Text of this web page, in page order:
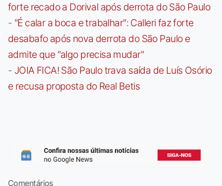
forte recado a Dorival após derrota do São Paulo
- "É calar a boca e trabalhar": Calleri faz forte
desabafo após nova derrota do São Paulo e
admite que "algo precisa mudar"
- JOIA FICA! São Paulo trava saída de Luís Osório
e recusa proposta do Real Betis
Comentários